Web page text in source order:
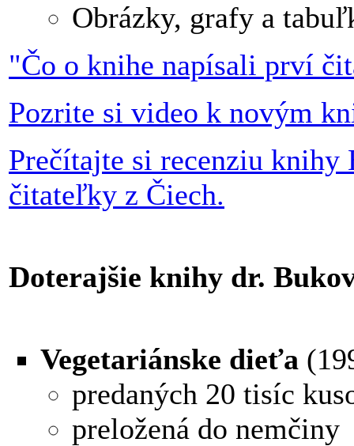
Obrázky, grafy a
"Čo o knihe napísali prví
Pozrite si video k novým
Prečítajte si recenziu knihy
čitateľky z Čiech.
Doterajšie knihy dr.
Vegetariánske dieťa
predaných 20 tisíc
preložená do nemčiny